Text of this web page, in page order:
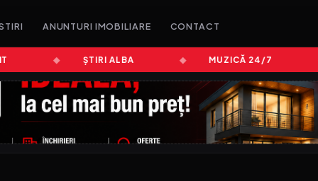
ANUNTURI IMOBILIARE CONTACT
ȘTIRI ALBA MUZICĂ 24/7